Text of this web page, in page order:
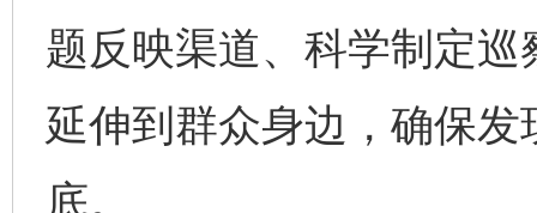
题反映渠道、科学制定
延伸到群众身边，确保
底。